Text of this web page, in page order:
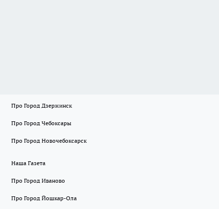
Про Город Дзержинск
Про Город Чебоксары
Про Город Новочебоксарск
Наша Газета
Про Город Иваново
Про Город Йошкар-Ола